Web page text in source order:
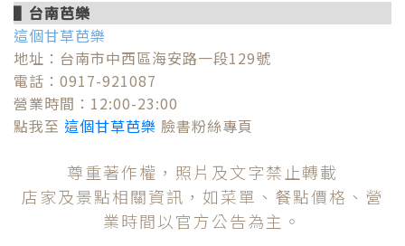
▌台南芭樂
這個甘草芭樂
地址：台南市中西區海安路一段129號
電話：0917-921087
營業時間：12:00-23:00
點我至 這個甘草芭樂 臉書粉絲專頁
尊重著作權，照片及文字禁止轉載
店家及景點相關資訊，如菜單、餐點價格、營
業時間以官方公告為主。